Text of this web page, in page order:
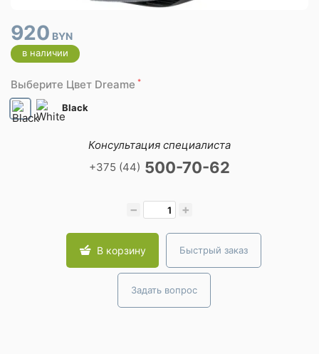
920 BYN
в наличии
Выберите Цвет Dreame *
Black
Консультация специалиста
+375 (44) 500-70-62
− +
В корзину Быстрый заказ
Задать вопрос